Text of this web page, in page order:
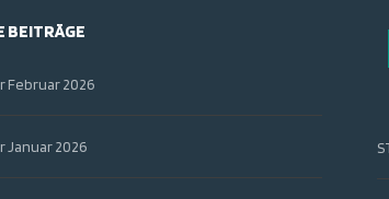
BEITRÄGE
Februar 2026
Januar 2026